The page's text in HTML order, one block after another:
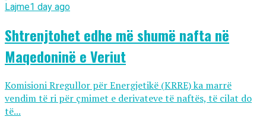
Lajme1 day ago
Shtrenjtohet edhe më shumë nafta në
Maqedoninë e Veriut
Komisioni Rregullor për Energjetikë (KRRE) ka marrë
vendim të ri për çmimet e derivateve të naftës, të cilat do
të...